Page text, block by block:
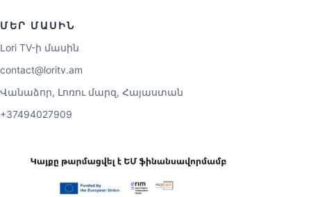
ՄԵՐ ՄԱՍԻՆ
Lori TV-ի մասին
contact@loritv.am
Վանաձոր, Լոռու մարզ, Հայաստան
+37494027909